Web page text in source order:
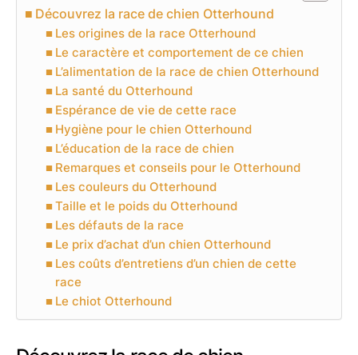
Découvrez la race de chien Otterhound
Les origines de la race Otterhound
Le caractère et comportement de ce chien
L’alimentation de la race de chien Otterhound
La santé du Otterhound
Espérance de vie de cette race
Hygiène pour le chien Otterhound
L’éducation de la race de chien
Remarques et conseils pour le Otterhound
Les couleurs du Otterhound
Taille et le poids du Otterhound
Les défauts de la race
Le prix d’achat d’un chien Otterhound
Les coûts d’entretiens d’un chien de cette
race
Le chiot Otterhound